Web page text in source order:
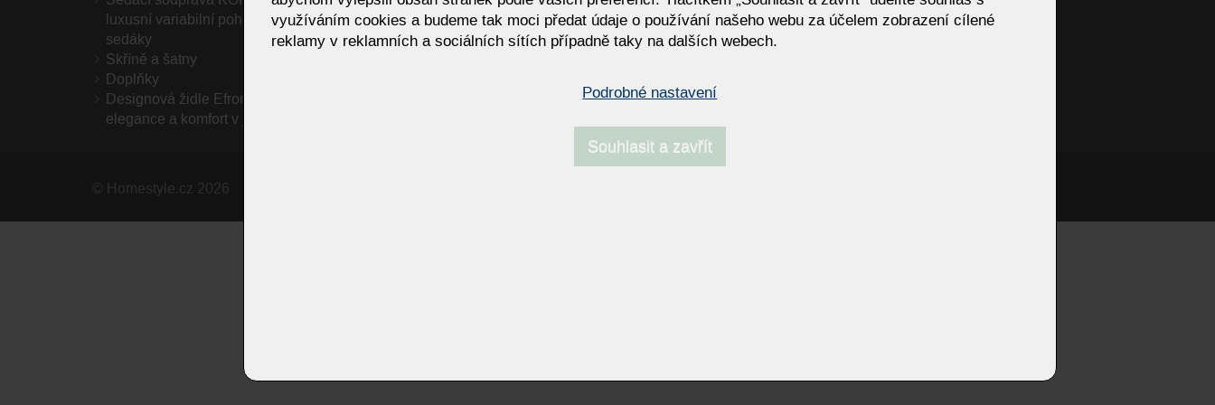
luxusní variabilní pohovka s otočnými
sedáky
Skříně a šatny
Doplňky
Designová židle Efroma LISA –
elegance a komfort v jednom
© Homestyle.cz 2026
využíváním cookies a budeme tak moci předat údaje o používání našeho webu za účelem zobrazení cílené
reklamy v reklamních a sociálních sítích případně taky na dalších webech.
Podrobné nastavení
Souhlasit a zavřít